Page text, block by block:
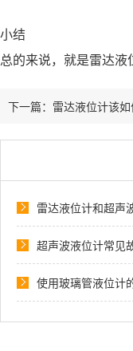
小结
总的来说，就是雷达
下一篇： 雷达液位计该如
雷达液位计和超声
超声波液位计常见
使用玻璃管液位计